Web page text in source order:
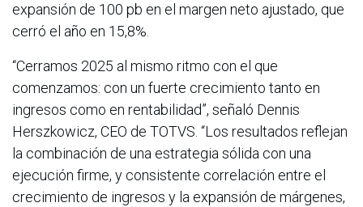
expansión de 100 pb en el margen neto ajustado, que
cerró el año en 15,8%.
“Cerramos 2025 al mismo ritmo con el que
comenzamos: con un fuerte crecimiento tanto en
ingresos como en rentabilidad”, señaló Dennis
Herszkowicz, CEO de TOTVS. “Los resultados reflejan
la combinación de una estrategia sólida con una
ejecución firme, y consistente correlación entre el
crecimiento de ingresos y la expansión de márgenes,